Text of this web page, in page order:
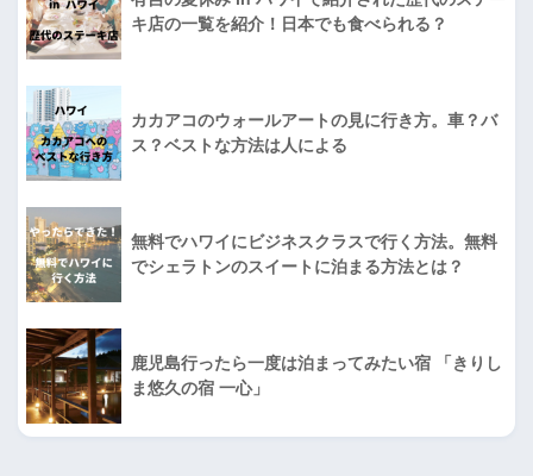
キ店の一覧を紹介！日本でも食べられる？
カカアコのウォールアートの見に行き方。車？バ
ス？ベストな方法は人による
無料でハワイにビジネスクラスで行く方法。無料
でシェラトンのスイートに泊まる方法とは？
鹿児島行ったら一度は泊まってみたい宿 「きりし
ま悠久の宿 一心」